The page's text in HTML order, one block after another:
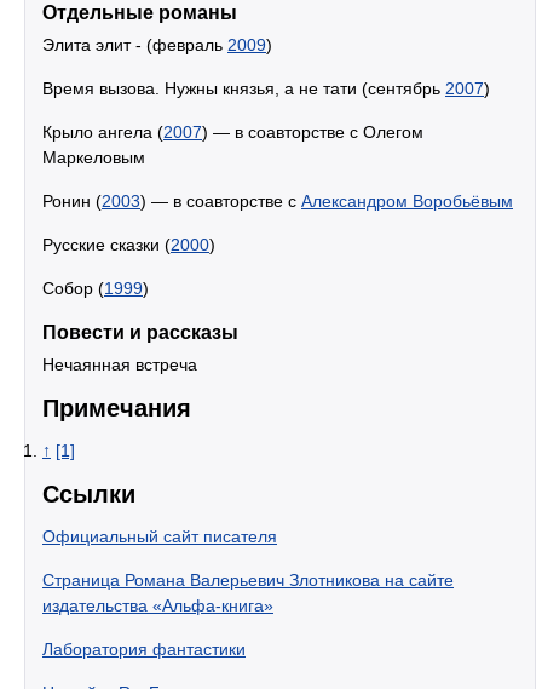
Отдельные романы
Элита элит - (февраль 2009)
Время вызова. Нужны князья, а не тати (сентябрь 2007)
Крыло ангела (2007) — в соавторстве с Олегом
Маркеловым
Ронин (2003) — в соавторстве с Александром Воробьёвым
Русские сказки (2000)
Собор (1999)
Повести и рассказы
Нечаянная встреча
Примечания
↑ [1]
Ссылки
Официальный сайт писателя
Страница Романа Валерьевич Злотникова на сайте
издательства «Альфа-книга»
Лаборатория фантастики